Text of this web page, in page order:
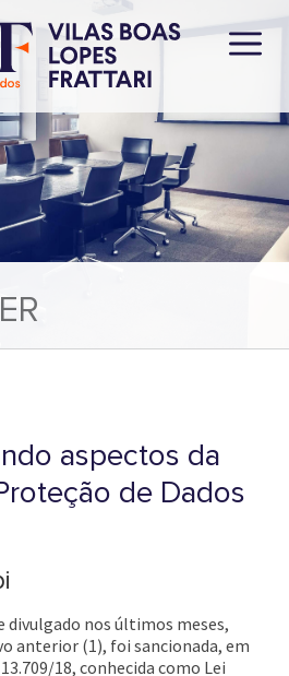
aspectos da
de Dados
nos últimos meses,
anterior (1), foi sancionada, em
18, conhecida como Lei